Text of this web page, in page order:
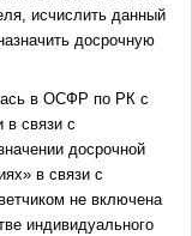
исчислить данный
досрочную
в ОСФР по РК с
в связи с
досрочной
в связи с
не включена
индивидуального